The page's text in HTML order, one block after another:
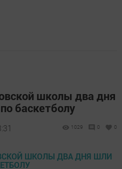
школы два дня
баскетболу
1029 0 0